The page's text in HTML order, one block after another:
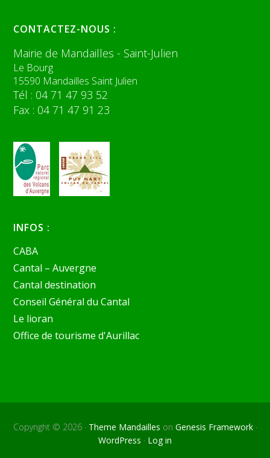
CONTACTEZ-NOUS :
Mairie de Mandailles - Saint-Julien
Le Bourg
15590 Mandailles Saint Julien
Tél : 04 71 47 93 52
Fax : 04 71 47 91 23
INFOS :
CABA
Cantal – Auvergne
Cantal destination
Conseil Général du Cantal
Le lioran
Office de tourisme d'Aurillac
Copyright © 2026 · Theme Mandailles on Genesis Framework·
WordPress · Log in